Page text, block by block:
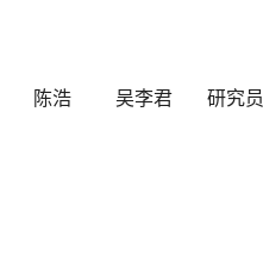
陈浩 吴李君 研究员